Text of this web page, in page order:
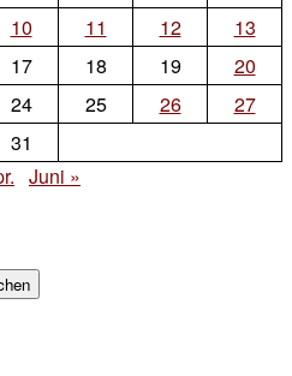
200
10 11 12
13
17 18 19
20
24 25 26
27
31
Juni »